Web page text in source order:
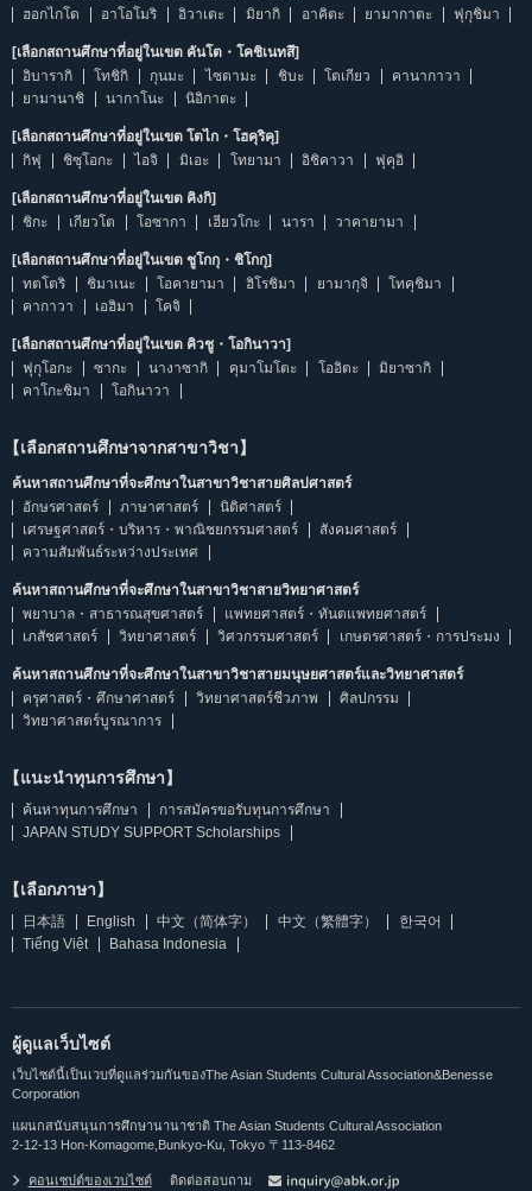
ฮอกไกโด
อาโอโมริ อิวาเตะ มิยากิ อาคิตะ ยามากาตะ ฟุกุชิมา
[เลือกสถานศึกษาที่อยู่ในเขต คันโต・โคชิเนทสึ]
อิบารากิ
โทชิกิ กุนมะ ไซตามะ ชิบะ โตเกียว
คานากาวา
ยามานาชิ
นากาโนะ นิอิกาตะ
[เลือกสถานศึกษาที่อยู่ในเขต โตไก・โฮคุริคุ]
กิฟุ
ชิซุโอกะ ไอจิ มิเอะ โทยามา อิชิคาวา ฟุคุอิ
[เลือกสถานศึกษาที่อยู่ในเขต คิงกิ]
ชิกะ
เกียวโต โอซากา เฮียวโกะ นารา วาคายามา
[เลือกสถานศึกษาที่อยู่ในเขต ชูโกกุ・ชิโกกุ]
ทตโตริ
ชิมาเนะ โอคายามา ฮิโรชิมา ยามากุจิ
โทคุชิมา
คากาวา
เอฮิมา โคจิ
[เลือกสถานศึกษาที่อยู่ในเขต คิวชู・โอกินาวา]
ฟุกุโอกะ
ซากะ นางาซากิ คุมาโมโตะ โออิตะ
มิยาซากิ
คาโกะชิมา
โอกินาวา
【เลือกสถานศึกษาจากสาขาวิชา】
ค้นหาสถานศึกษาที่จะศึกษาในสาขาวิชาสายศิลปศาสตร์
อักษรศาสตร์
ภาษาศาสตร์
นิติศาสตร์
เศรษฐศาสตร์・บริหาร・พาณิชยกรรมศาสตร์
สังคมศาสตร์
ความสัมพันธ์ระหว่างประเทศ
ค้นหาสถานศึกษาที่จะศึกษาในสาขาวิชาสายวิทยาศาสตร์
พยาบาล・สาธารณสุขศาสตร์
แพทยศาสตร์・ทันตแพทยศาสตร์
เภสัชศาสตร์
วิทยาศาสตร์ วิศวกรรมศาสตร์ เกษตรศาสตร์・การประมง
ค้นหาสถานศึกษาที่จะศึกษาในสาขาวิชาสายมนุษยศาสตร์และวิทยาศาสตร์
ครุศาสตร์・ศึกษาศาสตร์
วิทยาศาสตร์ชีวภาพ
ศิลปกรรม
วิทยาศาสตร์บูรณาการ
【แนะนำทุนการศึกษา】
ค้นหาทุนการศึกษา
การสมัครขอรับทุนการศึกษา
JAPAN STUDY SUPPORT Scholarships
【เลือกภาษา】
日本語 English 中文（简体字） 中文（繁體字）
한국어
Tiếng Việt
Bahasa Indonesia
ผู้ดูแลเว็บไซต์
เว็บไซต์นี้เป็นเวบที่ดูแลร่วมกันของThe Asian Students Cultural Association&Benesse
Corporation
แผนกสนับสนุนการศึกษานานาชาติ The Asian Students Cultural Association
2-12-13 Hon-Komagome,Bunkyo-Ku, Tokyo 〒113-8462
คอนเซปต์ของเวบไซต์ ติดต่อสอบถาม